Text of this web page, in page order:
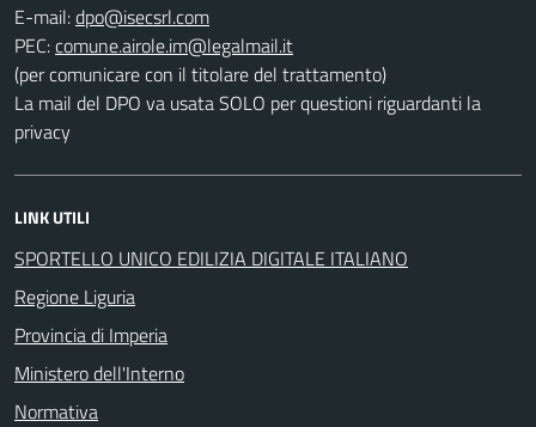
E-mail:
PEC:
(per comunicare con il titolare del trattamento)
La mail del DPO va usata SOLO per questioni riguardanti la
privacy
LINK UTILI
SPORTELLO UNICO EDILIZIA DIGITALE ITALIANO
Regione Liguria
Provincia di Imperia
Ministero dell'Interno
Normativa